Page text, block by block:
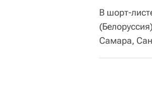
В шорт-
Самара,